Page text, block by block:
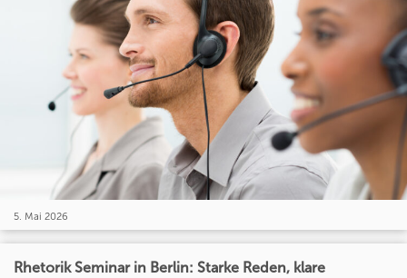
5. Mai 2026
Rhetorik Seminar in Berlin: Starke Reden, klare